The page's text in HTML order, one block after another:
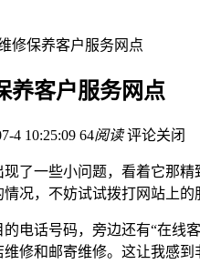
修保养客户服务网点
养客户服务网点
4 10:25:09 64阅读 评论关闭
现了一些小问题，看着它那
况，不妨试试拨打网站上的
电话号码，旁边还有“在线
修和邮寄维修。这让我感到